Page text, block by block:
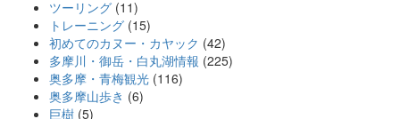
ツーリング (11)
トレーニング (15)
初めてのカヌー・カヤック (42)
多摩川・御岳・白丸湖情報 (225)
奥多摩・青梅観光 (116)
奥多摩山歩き (6)
巨樹 (5)